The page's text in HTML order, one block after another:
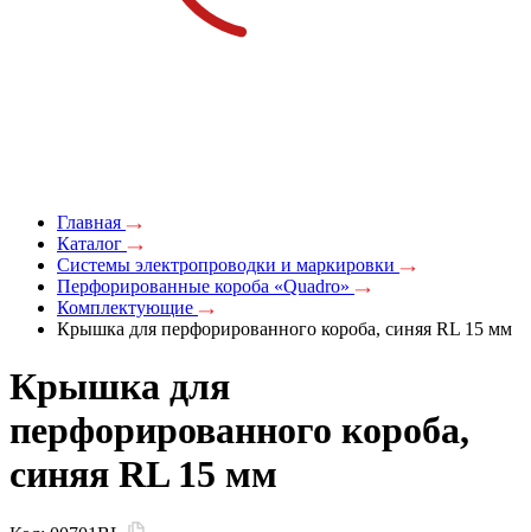
Главная
Каталог
Системы электропроводки и маркировки
Перфорированные короба «Quadro»
Комплектующие
Крышка для перфорированного короба, синяя RL 15 мм
Крышка для
перфорированного короба,
синяя RL 15 мм